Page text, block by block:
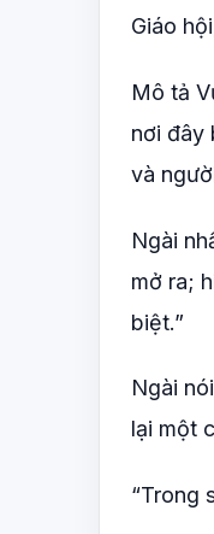
Giáo
Mô tả
nơi đây
và
Ngài
mở ra;
biệt.”
Ngài
lại một
“Trong